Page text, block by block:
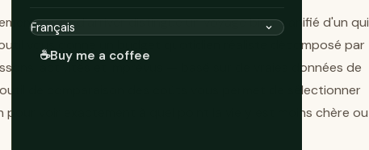
☕Buy me a coffee
avant d'arriver distingue un voyage bien planifié d'un qui
vous donne un budget quotidien réaliste décomposé par
activités et imprévus — basé sur de vraies données de
de comparaison des coûts vous permet de sélectionner
voir exactement à quel point la vie y est moins chère ou